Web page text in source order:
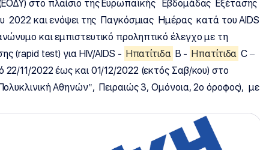
στο πλαίσιο της Ευρωπαϊκής Εβδομάδας Εξέτασης
2022 και ενόψει της Παγκόσμιας Ημέρας κατά του AIDS
και εμπιστευτικό προληπτικό έλεγχο με τη
(rapid test) για HIV/AIDS - Ηπατίτιδα Β - Ηπατίτιδα C –
11/2022 έως και 01/12/2022 (εκτός Σαβ/κου) στο
Αθηνών", Πειραιώς 3, Ομόνοια, 2ο όροφος), με